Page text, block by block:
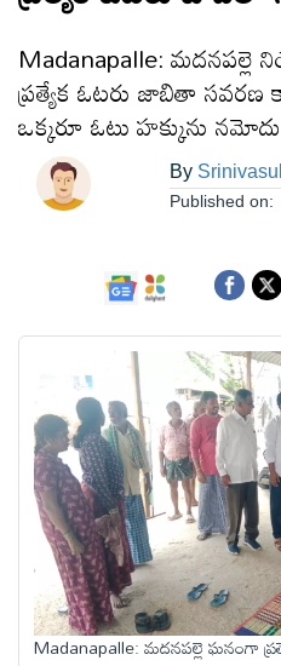
వార్తలు
తెలంగాణ
జాతీయం
అంతర్జాతీయం
సినిమా
క్రీడలు
వ్యాపారం
Madanapalle: మదనపల్లె
ప్రత్యేక ఓటరు జాబితా సవరణ
ఒక్కరూ ఓటు హక్కును
By
Published on:
Madanapalle: మదనపల్లె ఘనంగా